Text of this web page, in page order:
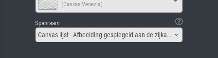
(Canvas Venezia)
Spanraam
Canvas lijst - Afbeelding gespiegeld aan de zijkant